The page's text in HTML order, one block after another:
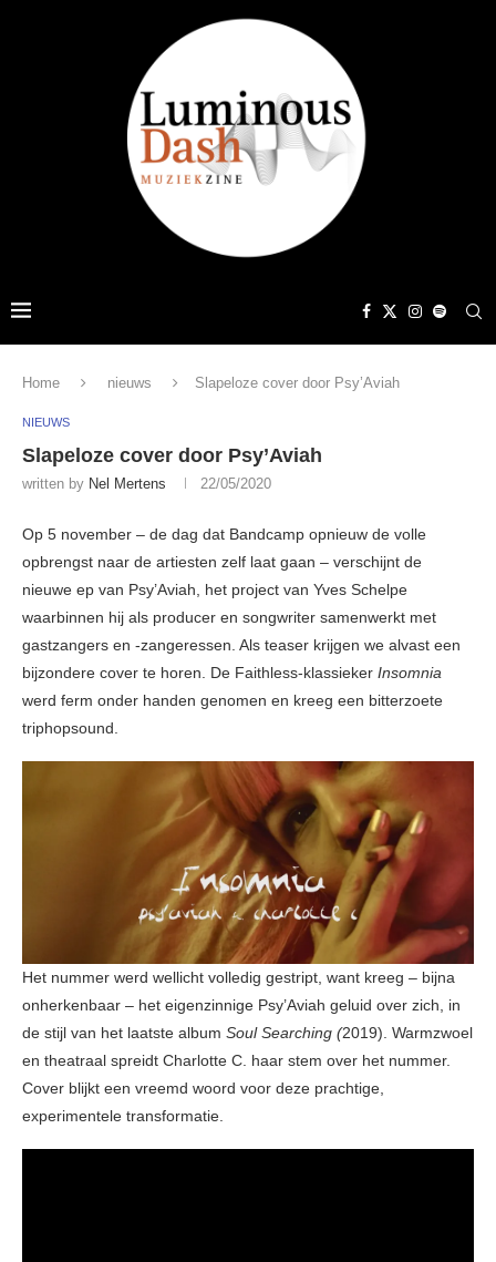
Home nieuws Slapeloze cover door Psy’Aviah
NIEUWS
Slapeloze cover door Psy’Aviah
written by Nel Mertens 22/05/2020
Op 5 november – de dag dat Bandcamp opnieuw de volle
opbrengst naar de artiesten zelf laat gaan – verschijnt de
nieuwe ep van Psy’Aviah, het project van Yves Schelpe
waarbinnen hij als producer en songwriter samenwerkt met
gastzangers en -zangeressen. Als teaser krijgen we alvast een
bijzondere cover te horen. De Faithless-klassieker Insomnia
werd ferm onder handen genomen en kreeg een bitterzoete
triphopsound.
Het nummer werd wellicht volledig gestript, want kreeg – bijna
onherkenbaar – het eigenzinnige Psy’Aviah geluid over zich, in
de stijl van het laatste album Soul Searching (2019). Warmzwoel
en theatraal spreidt Charlotte C. haar stem over het nummer.
Cover blijkt een vreemd woord voor deze prachtige,
experimentele transformatie.